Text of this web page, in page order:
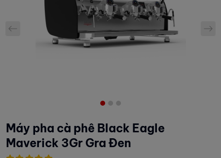
Máy pha cà phê Black Eagle
Maverick 3Gr Gra Đen